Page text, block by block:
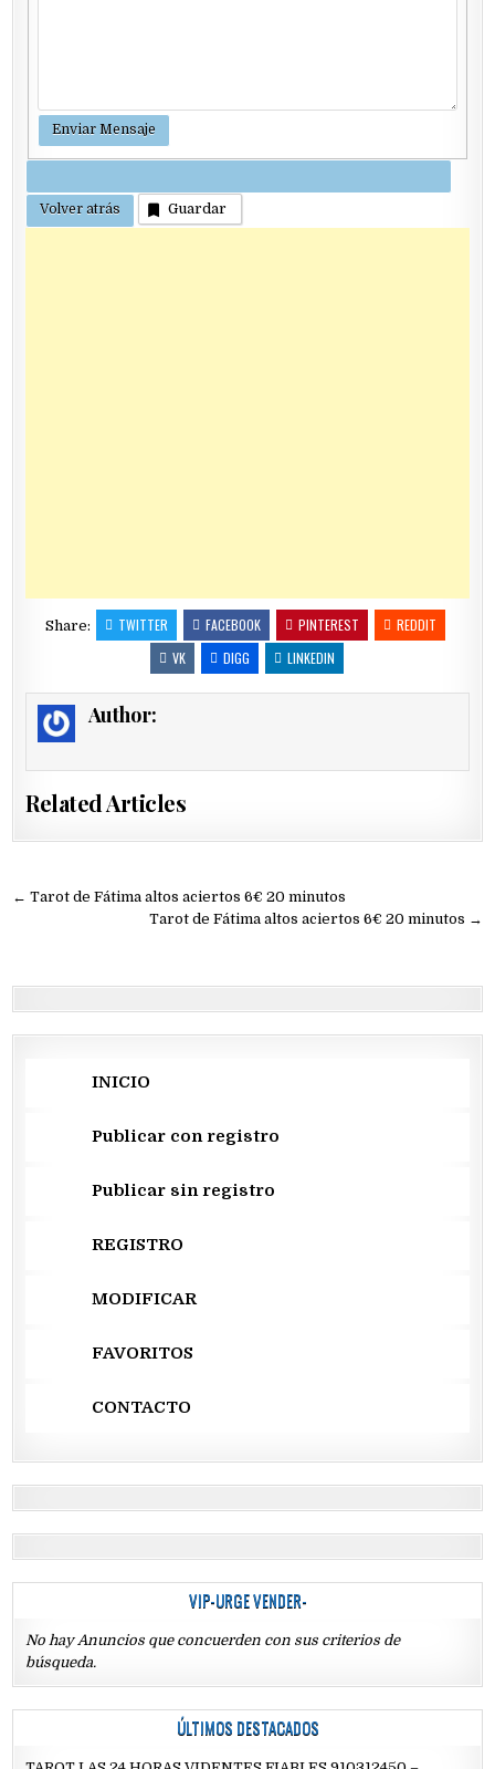
Guardar
Share: TWITTER FACEBOOK PINTEREST
REDDIT
VK
DIGG LINKEDIN
Author:
Related Articles
Navegación
← Tarot de Fátima altos aciertos 6€ 20 minutos
Tarot de Fátima altos aciertos 6€ 20 minutos →
INICIO
Publicar con registro
Publicar sin registro
REGISTRO
MODIFICAR
FAVORITOS
CONTACTO
VIP-URGE VENDER-
No hay Anuncios que concuerden con sus criterios de
búsqueda.
ÚLTIMOS DESTACADOS